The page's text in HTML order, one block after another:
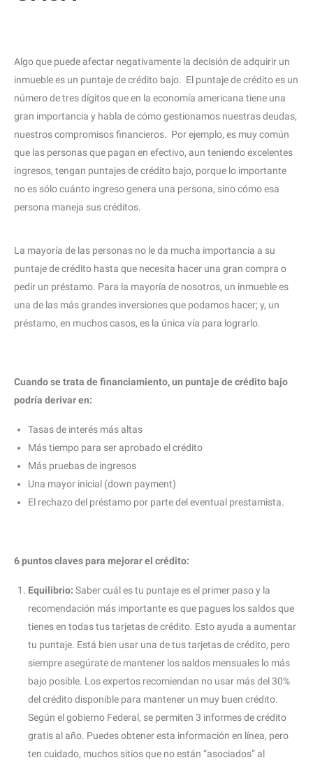
Algo que puede afectar negativamente la decisión de adquirir un
inmueble es un puntaje de crédito bajo. El puntaje de crédito es un
número de tres dígitos que en la economía americana tiene una
gran importancia y habla de cómo gestionamos nuestras deudas,
nuestros compromisos financieros. Por ejemplo, es muy común
que las personas que pagan en efectivo, aun teniendo excelentes
ingresos, tengan puntajes de crédito bajo, porque lo importante
no es sólo cuánto ingreso genera una persona, sino cómo esa
persona maneja sus créditos.
La mayoría de las personas no le da mucha importancia a su
puntaje de crédito hasta que necesita hacer una gran compra o
pedir un préstamo. Para la mayoría de nosotros, un inmueble es
una de las más grandes inversiones que podamos hacer; y, un
préstamo, en muchos casos, es la única vía para lograrlo.
Cuando se trata de financiamiento, un puntaje de crédito bajo
podría derivar en:
Tasas de interés más altas
Más tiempo para ser aprobado el crédito
Más pruebas de ingresos
Una mayor inicial (down payment)
El rechazo del préstamo por parte del eventual prestamista.
6 puntos claves para mejorar el crédito:
Equilibrio: Saber cuál es tu puntaje es el primer paso y la
recomendación más importante es que pagues los saldos que
tienes en todas tus tarjetas de crédito. Esto ayuda a aumentar
tu puntaje. Está bien usar una de tus tarjetas de crédito, pero
siempre asegúrate de mantener los saldos mensuales lo más
bajo posible. Los expertos recomiendan no usar más del 30%
del crédito disponible para mantener un muy buen crédito.
Según el gobierno Federal, se permiten 3 informes de crédito
gratis al año. Puedes obtener esta información en línea, pero
ten cuidado, muchos sitios que no están “asociados” al